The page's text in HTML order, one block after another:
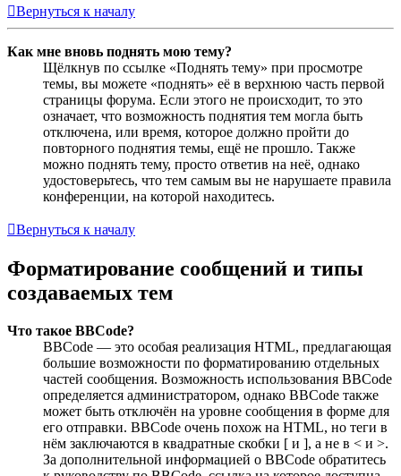
Вернуться к началу
Как мне вновь поднять мою тему?
Щёлкнув по ссылке «Поднять тему» при просмотре
темы, вы можете «поднять» её в верхнюю часть первой
страницы форума. Если этого не происходит, то это
означает, что возможность поднятия тем могла быть
отключена, или время, которое должно пройти до
повторного поднятия темы, ещё не прошло. Также
можно поднять тему, просто ответив на неё, однако
удостоверьтесь, что тем самым вы не нарушаете правила
конференции, на которой находитесь.
Вернуться к началу
Форматирование сообщений и типы
создаваемых тем
Что такое BBCode?
BBCode — это особая реализация HTML, предлагающая
большие возможности по форматированию отдельных
частей сообщения. Возможность использования BBCode
определяется администратором, однако BBCode также
может быть отключён на уровне сообщения в форме для
его отправки. BBCode очень похож на HTML, но теги в
нём заключаются в квадратные скобки [ и ], а не в < и >.
За дополнительной информацией о BBCode обратитесь